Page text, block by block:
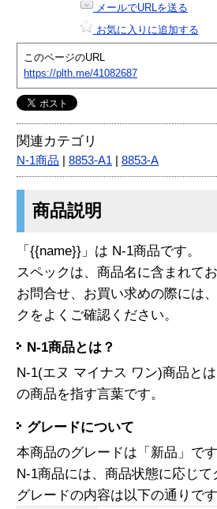
メールでURLを送る
お気に入りに追加する
このページのURL
https://plth.me/41082687
関連カテゴリ
N-1商品 8853-A1 8853-A
商品説明
「{{name}}」は N-1商品です。
スペックは、商品名に含まれて
お問合せ、お買い求めの際には
クをよくご確認ください。
N-1商品とは？
N-1(エヌ マイナス ワン)商品と
の商品を指す言葉です。
グレードについて
本商品のグレードは「新品」です
N-1商品には、商品状態に応じ
グレードの内容は以下の通りで